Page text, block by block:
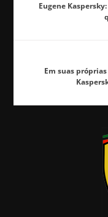
Eugene
Em suas